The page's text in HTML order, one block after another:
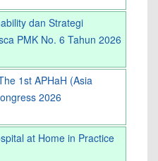
dan Strategi
PMK No. 6 Tahun 2026
1st APHaH (Asia
2026
at Home in Practice